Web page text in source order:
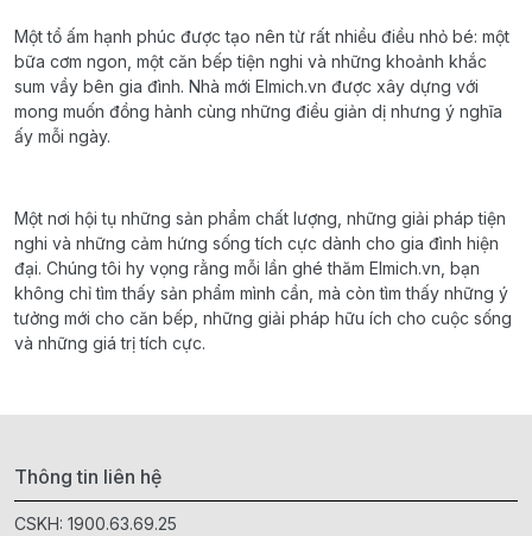
Một tổ ấm hạnh phúc được tạo nên từ rất nhiều điều nhỏ bé: một
bữa cơm ngon, một căn bếp tiện nghi và những khoảnh khắc
sum vầy bên gia đình. Nhà mới Elmich.vn được xây dựng với
mong muốn đồng hành cùng những điều giản dị nhưng ý nghĩa
ấy mỗi ngày.
Một nơi hội tụ những sản phẩm chất lượng, những giải pháp tiện
nghi và những cảm hứng sống tích cực dành cho gia đình hiện
đại. Chúng tôi hy vọng rằng mỗi lần ghé thăm Elmich.vn, bạn
không chỉ tìm thấy sản phẩm mình cần, mà còn tìm thấy những ý
tưởng mới cho căn bếp, những giải pháp hữu ích cho cuộc sống
và những giá trị tích cực.
Thông tin liên hệ
CSKH: 1900.63.69.25